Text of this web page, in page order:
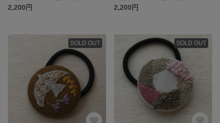
2,200円
2,200円
SOLD OUT SOLD OUT